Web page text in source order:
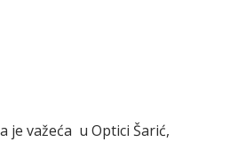
je važeća u Optici Šarić,